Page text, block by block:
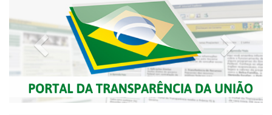
Previous Next